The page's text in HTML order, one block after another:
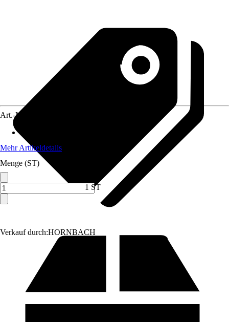
Verkauf durch:HORNBACH
Art.-Nr.
Mehr Artikeldetails
Menge (ST)
1 ST